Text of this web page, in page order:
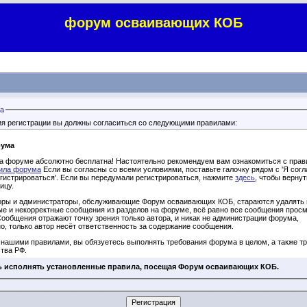
форум осваивающих КОБ
регистрации вы должны согласиться со следующими правилами:
форуме абсолютно бесплатна! Настоятельно рекомендуем вам ознакомиться с
форума Если вы согласны со всеми условиями, поставьте галочку рядом с 'Я
Если вы передумали регистрироваться, нажмитездесь , чтобы
и администраторы, обслуживающие Форум осваивающих КОБ, стараются удалять
и некорректные сообщения из разделов на форуме, всё равно все сообщения
отражают точку зрения только автора, и никак не администрации форума,
только автор несёт ответственность за содержание сообщения.
правилами, вы обязуетесь выполнять требования форума в целом, а также
РФ.
форума оставляет за собой право удалять, изменять, переносить или закрывать
от спам-ботов, при регистрации новых участников не допускается
исполнять установленные правила, посещая Форум осваивающих КОБ.